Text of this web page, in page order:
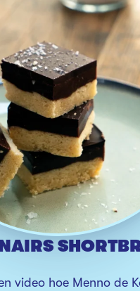
video hoe Menno de